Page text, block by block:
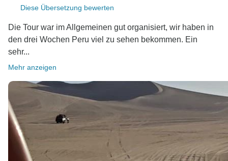
Diese Übersetzung bewerten
Die Tour war im Allgemeinen gut organisiert, wir haben in
den drei Wochen Peru viel zu sehen bekommen. Ein
sehr...
Mehr anzeigen